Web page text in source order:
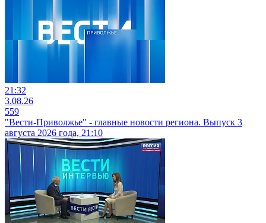
21:32
3.08.26
559
"Вести-Приволжье" - главные новости региона. Выпуск 3
августа 2026 года, 21:10